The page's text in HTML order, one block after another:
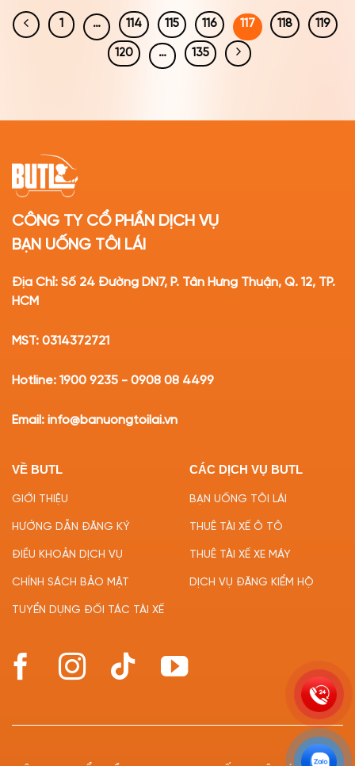
1 … 114 115 116 117 118 119
120 … 135
CÔNG TY CỔ PHẦN DỊCH VỤ
BẠN UỐNG TÔI LÁI
Địa Chỉ: Số 24 Đường DN7, P. Tân Hưng Thuận, Q. 12, TP.
HCM
MST: 0314372721
Hotline: 1900 9235 - 0908 08 4499
Email: info@banuongtoilai.vn
VỀ BUTL
GIỚI THIỆU
HƯỚNG DẪN ĐĂNG KÝ
ĐIỀU KHOẢN DỊCH VỤ
CHÍNH SÁCH BẢO MẬT
TUYỂN DỤNG ĐỐI TÁC TÀI XẾ
CÁC DỊCH VỤ BUTL
BẠN UỐNG TÔI LÁI
THUÊ TÀI XẾ Ô TÔ
THUÊ TÀI XẾ XE MÁY
DỊCH VỤ ĐĂNG KIỂM HỘ